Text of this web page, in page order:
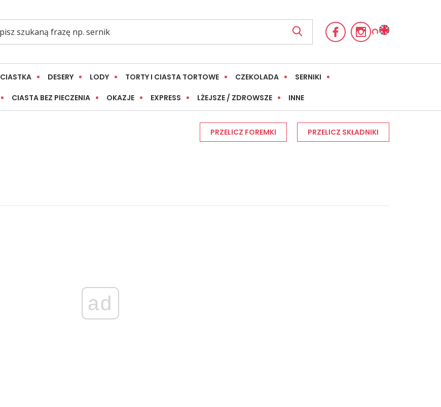
CIASTKA DESERY LODY TORTY I CIASTA TORTOWE CZEKOLADA SERNIKI
CIASTA BEZ PIECZENIA OKAZJE EXPRESS LŻEJSZE / ZDROWSZE INNE
PRZELICZ FOREMKI PRZELICZ SKŁADNIKI
ad